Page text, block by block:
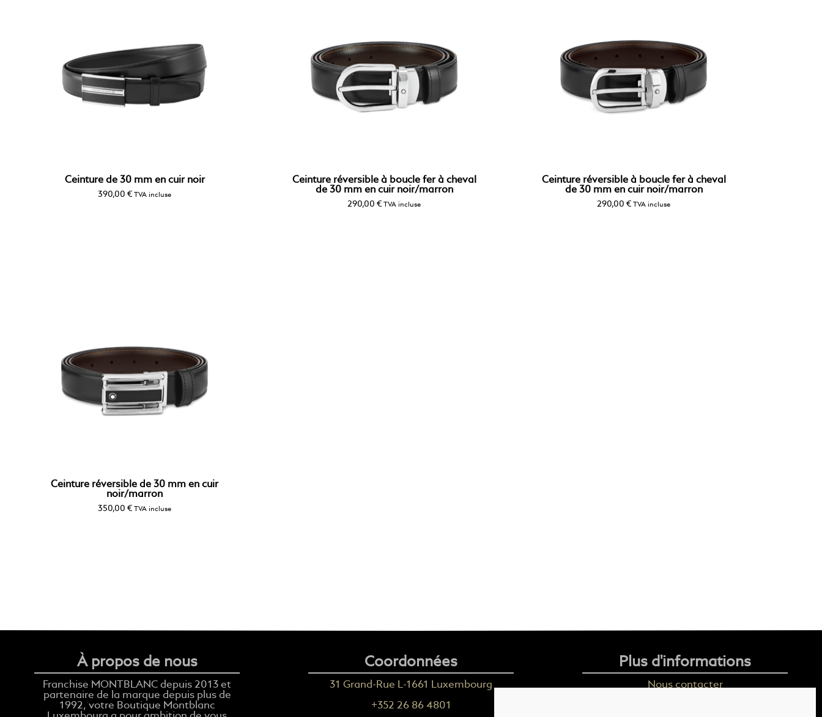
Ceinture de 30 mm en cuir noir
390,00 € TVA incluse
Ceinture réversible à boucle fer à cheval
de 30 mm en cuir noir/marron
290,00€ TVA incluse
Ceinture réversible à boucle fer à cheval
de 30 mm en cuir noir/marron
290,00€ TVA incluse
Ceinture réversible de 30 mm en cuir
noir/marron
350,00 € TVA incluse
À propos de nous
Franchise MONTBLANC depuis 2013 et
partenaire de la marque depuis plus de
1992, votre Boutique Montblanc
Coordonnées
31 Grand-Rue L-1661 Luxembourg
+352 26 86 4801
Plus d'informations
Nous contacter